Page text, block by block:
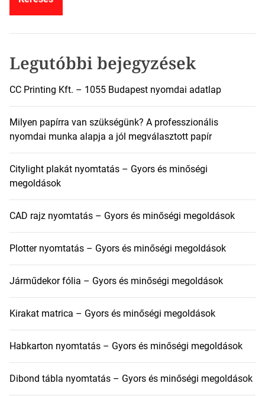
Legutóbbi bejegyzések
CC Printing Kft. – 1055 Budapest nyomdai adatlap
Milyen papírra van szükségünk? A professzionális
nyomdai munka alapja a jól megválasztott papír
Citylight plakát nyomtatás – Gyors és minőségi
megoldások
CAD rajz nyomtatás – Gyors és minőségi megoldások
Plotter nyomtatás – Gyors és minőségi megoldások
Járműdekor fólia – Gyors és minőségi megoldások
Kirakat matrica – Gyors és minőségi megoldások
Habkarton nyomtatás – Gyors és minőségi megoldások
Dibond tábla nyomtatás – Gyors és minőségi megoldások